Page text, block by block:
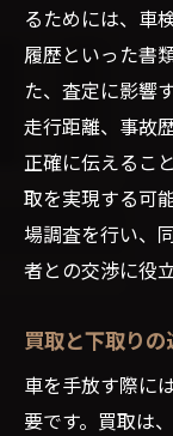
るためには、車
履歴といった書
た、査定に影響
走行距離、事故
正確に伝えるこ
取を実現する可
場調査を行い、
者との交渉に役
買取と下取り
車を手放す際に
要です。買取は